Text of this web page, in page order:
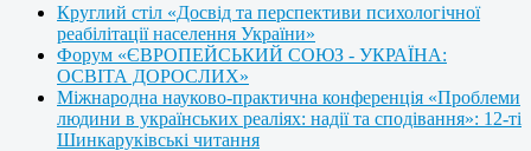
Круглий стіл «Досвід та перспективи психологічної
реабілітації населення України»
Форум «ЄВРОПЕЙСЬКИЙ СОЮЗ - УКРАЇНА:
ОСВІТА ДОРОСЛИХ»
Міжнародна науково-практична конференція «Проблеми
людини в українських реаліях: надії та сподівання»: 12-ті
Шинкаруківські читання